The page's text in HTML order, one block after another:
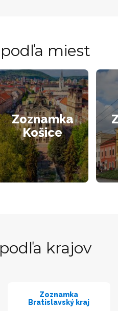
miest
Zoznamka
Košice
krajov
Zoznamka
Bratislavský kraj